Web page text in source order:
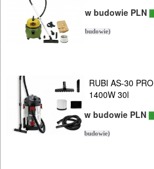
URZĄDZENIA
ROZRUCHOWE
PROSTOWNIKI
OSPRZĘT
AGREGATY
PRĄDOWE
w budowie PLN
budowie)
RUBI AS-30
1400W 30l
w budowie PLN
budowie)